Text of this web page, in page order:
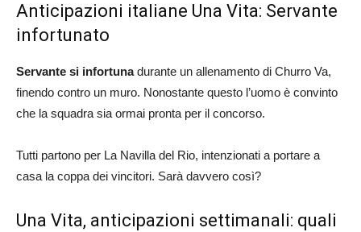
Anticipazioni italiane Una Vita: Servante
infortunato
Servante si infortunadurante un allenamento di Churro Va,
finendo contro un muro. Nonostante questo l’uomo è convinto
che la squadra sia ormai pronta per il concorso.
Tutti partono per La Navilla del Rio, intenzionati a portare a
casa la coppa dei vincitori. Sarà davvero così?
Una Vita, anticipazioni settimanali: quali